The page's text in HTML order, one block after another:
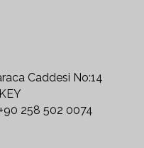
Caddesi No:14
258 502 0074